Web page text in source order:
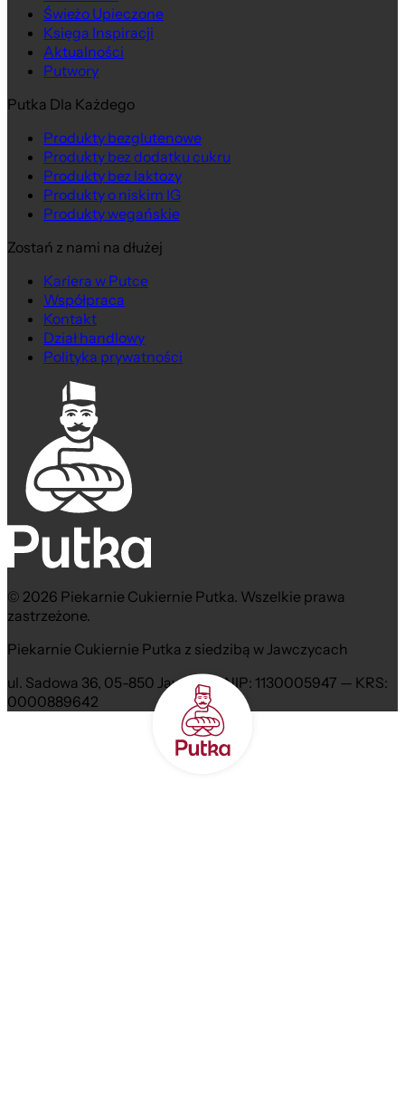
Świeżo Upieczone
Księga Inspiracji
Aktualności
Putwory
Putka Dla Każdego
Produkty bezglutenowe
Produkty bez dodatku cukru
Produkty bez laktozy
Produkty o niskim IG
Produkty wegańskie
Zostań z nami na dłużej
Kariera w Putce
Współpraca
Kontakt
Dział handlowy
Polityka prywatności
© 2026 Piekarnie Cukiernie Putka. Wszelkie prawa
zastrzeżone.
Piekarnie Cukiernie Putka z siedzibą w Jawczycach
ul. Sadowa 36, 05-850 Jawczyce NIP: 1130005947 — KRS:
0000889642